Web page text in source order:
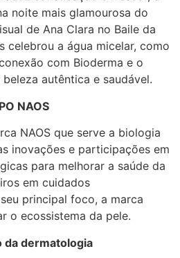
noite mais glamourosa do
de Ana Clara no Baile da
celebrou a água micelar, como
com Bioderma e o
autêntica e saudável.
NAOS
NAOS que serve a biologia
inovações e participações em
para melhorar a saúde da
em cuidados
principal foco, a marca
o ecossistema da pele.
da dermatologia